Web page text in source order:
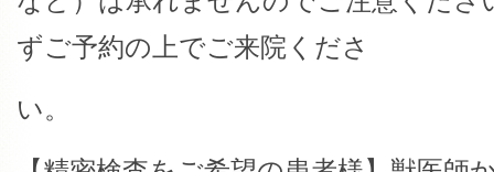
ずご予約の上でご来院くださ
い。